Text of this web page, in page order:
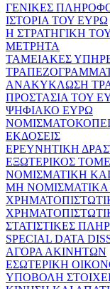
ΓΕΝΙΚΕΣ
ΙΣΤΟΡΙΑ ΤΟΥ ΕΥΡΩ
Η ΣΤΡΑΤΗΓΙΚΗ
ΜΕΤΡΗΤΑ
ΤΑΜΕΙΑΚΕΣ
ΑΝΑΚΥΚΛΩΣΗ
ΠΡΟΣΤΑΣΙΑ ΤΟΥ
ΨΗΦΙΑΚΟ ΕΥΡΩ
ΕΚΔΟΣΕΙΣ
ΕΡΕΥΝΗΤΙΚΗ
ΕΞΩΤΕΡΙΚΟΣ
ΝΟΜΙΣΜΑΤΙΚΗ
ΜΗ ΝΟΜΙΣΜΑΤΙΚΑ
ΣΤΑΤΙΣΤΙΚΕΣ
SPECIAL DATA
ΑΓΟΡΑ ΑΚΙΝΗΤΩΝ
ΕΣΩΤΕΡΙΚΗ
ΥΠΟΒΟΛΗ